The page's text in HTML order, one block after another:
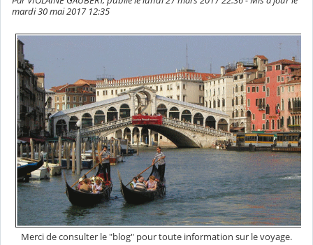
mardi 30 mai 2017 12:35
Merci de consulter le "blog" pour toute information sur le voyage.